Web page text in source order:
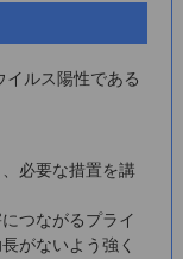
ルス陽性である
必要な措置を講
つながるプライ
がないよう強く